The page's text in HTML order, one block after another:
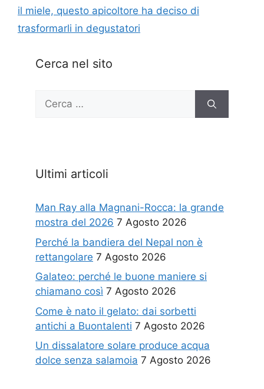
il miele, questo apicoltore ha deciso di
trasformarli in degustatori
Cerca nel sito
Ricerca
Ultimi articoli
Man Ray alla Magnani-Rocca: la grande
mostra del 2026 7 Agosto 2026
Perché la bandiera del Nepal non è
rettangolare 7 Agosto 2026
Galateo: perché le buone maniere si
chiamano così 7 Agosto 2026
Come è nato il gelato: dai sorbetti
antichi a Buontalenti 7 Agosto 2026
Un dissalatore solare produce acqua
dolce senza salamoia 7 Agosto 2026